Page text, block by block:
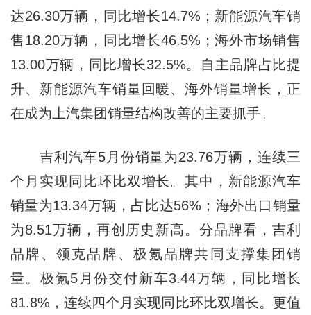
达26.30万辆，同比增长14.7%；新能源汽车销
售18.20万辆，同比增长46.5%；海外市场销售
13.00万辆，同比增长32.5%。自主品牌占比提
升、新能源汽车销量回暖、海外销量增长，正
在成为上汽集团销量结构改善的主要抓手。
吉利汽车5月份销量为23.76万辆，连续三
个月实现同比环比双增长。其中，新能源汽车
销量为13.34万辆，占比达56%；海外出口销量
为8.51万辆，再创历史新高。分品牌看，吉利
品牌、领克品牌、极氪品牌共同支撑集团销
量。极氪5月份交付新车3.44万辆，同比增长
81.8%，连续四个月实现同比环比双增长。更值